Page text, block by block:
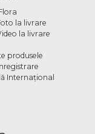
la livrare
la livrare
produsele
Internațional